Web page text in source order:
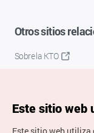
Otros sitios
Sobre la KTO
Este sitio web